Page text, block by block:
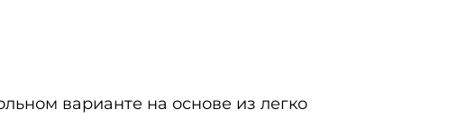
варианте на основе из легко